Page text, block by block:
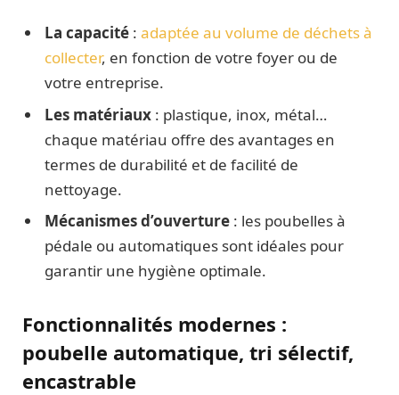
La capacité : adaptée au volume de déchets à
collecter, en fonction de votre foyer ou de
votre entreprise.
Les matériaux : plastique, inox, métal…
chaque matériau offre des avantages en
termes de durabilité et de facilité de
nettoyage.
Mécanismes d’ouverture : les poubelles à
pédale ou automatiques sont idéales pour
garantir une hygiène optimale.
Fonctionnalités modernes :
poubelle automatique, tri sélectif,
encastrable